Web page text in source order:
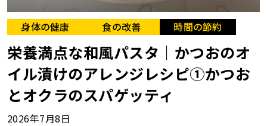
身体の健康 食の改善 時間の節約
栄養満点な和風パスタ｜かつおのオ
イル漬けのアレンジレシピ①かつお
とオクラのスパゲッティ
2026年7月8日